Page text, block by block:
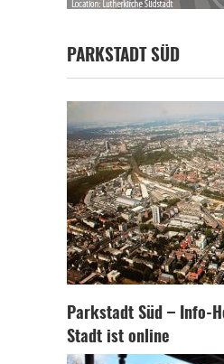
PARKSTADT SÜD
Parkstadt Süd – Info-
Stadt ist online